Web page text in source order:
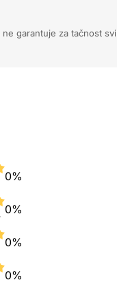
garantuje za tačnost
0%
0%
0%
0%